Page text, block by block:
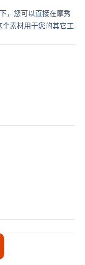
，您可以直接在摩秀
素材用于您的其它工